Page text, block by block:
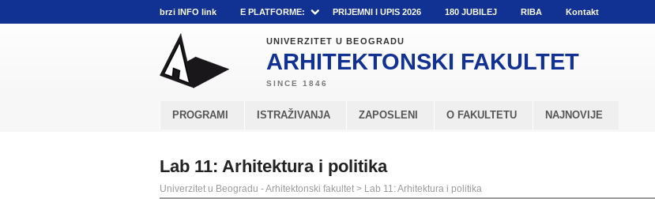
brzi INFO link E PLATFORME: PRIJEMNI I UPIS 2026 180 JUBILEJ RIBA Kontakt
UNIVERZITET U BEOGRADU
ARHITEKTONSKI FAKULTET
PROGRAMI ISTRAŽIVANJA ZAPOSLENI O FAKULTETU NAJNOVIJE
Lab 11: Arhitektura i politika
Univerzitet u Beogradu - Arhitektonski fakultet > Lab 11: Arhitektura i politika